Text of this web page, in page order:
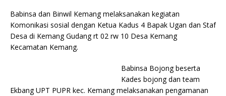
Babinsa dan Binwil Kemang melaksanakan kegiatan
Komonikasi sosial dengan Ketua Kadus 4 Bapak Ugan dan Staf
Desa di Kemang Gudang rt 02 rw 10 Desa Kemang
Kecamatan Kemang.
Babinsa Bojong beserta
Kades bojong dan team
Ekbang UPT PUPR kec. Kemang melaksanakan pengamanan